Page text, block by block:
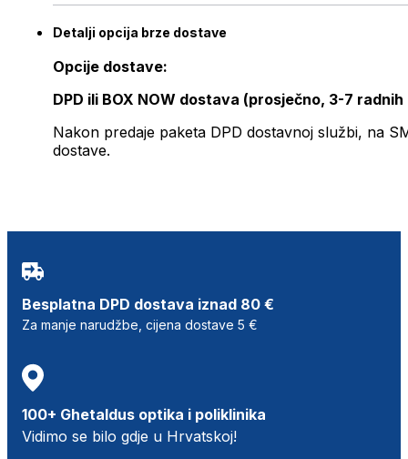
Detalji opcija brze dostave
Opcije dostave:
DPD ili BOX NOW dostava (prosječno, 3-7 radnih
Nakon predaje paketa DPD dostavnoj službi, na
dostave.
Besplatna DPD dostava iznad 80 €
Za manje narudžbe, cijena dostave 5 €
100+ Ghetaldus optika i poliklinika
Vidimo se bilo gdje u Hrvatskoj!